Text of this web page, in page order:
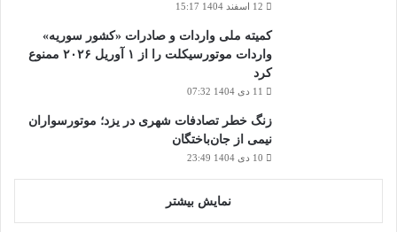
12 اسفند 1404 15:17
کمیته ملی واردات و صادرات «کشور سوریه»
واردات موتورسیکلت را از ۱ آوریل ۲۰۲۶ ممنوع
کرد
11 دی 1404 07:32
زنگ خطر تصادفات شهری در یزد؛ موتورسواران
نیمی از جان‌باختگان
10 دی 1404 23:49
نمایش بیشتر